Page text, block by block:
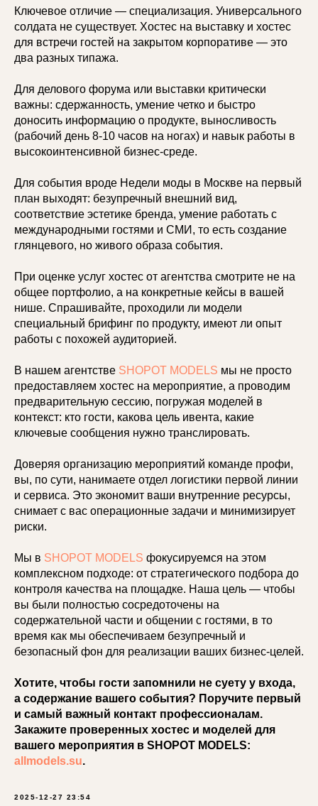
Ключевое отличие — специализация. Универсального
солдата не существует. Хостес на выставку и хостес
для встречи гостей на закрытом корпоративе — это
два разных типажа.
Для делового форума или выставки критически
важны: сдержанность, умение четко и быстро
доносить информацию о продукте, выносливость
(рабочий день 8-10 часов на ногах) и навык работы в
высокоинтенсивной бизнес-среде.
Для события вроде Недели моды в Москве на первый
план выходят: безупречный внешний вид,
соответствие эстетике бренда, умение работать с
международными гостями и СМИ, то есть создание
глянцевого, но живого образа события.
При оценке услуг хостес от агентства смотрите не на
общее портфолио, а на конкретные кейсы в вашей
нише. Спрашивайте, проходили ли модели
специальный брифинг по продукту, имеют ли опыт
работы с похожей аудиторией.
В нашем агентстве SHOPOT MODELS мы не просто
предоставляем хостес на мероприятие, а проводим
предварительную сессию, погружая моделей в
контекст: кто гости, какова цель ивента, какие
ключевые сообщения нужно транслировать.
Доверяя организацию мероприятий команде профи,
вы, по сути, нанимаете отдел логистики первой линии
и сервиса. Это экономит ваши внутренние ресурсы,
снимает с вас операционные задачи и минимизирует
риски.
Мы в SHOPOT MODELS фокусируемся на этом
комплексном подходе: от стратегического подбора до
контроля качества на площадке. Наша цель — чтобы
вы были полностью сосредоточены на
содержательной части и общении с гостями, в то
время как мы обеспечиваем безупречный и
безопасный фон для реализации ваших бизнес-целей.
Хотите, чтобы гости запомнили не суету у входа,
а содержание вашего события? Поручите первый
и самый важный контакт профессионалам.
Закажите проверенных хостес и моделей для
вашего мероприятия в SHOPOT MODELS:
allmodels.su.
2025-12-27 23:54